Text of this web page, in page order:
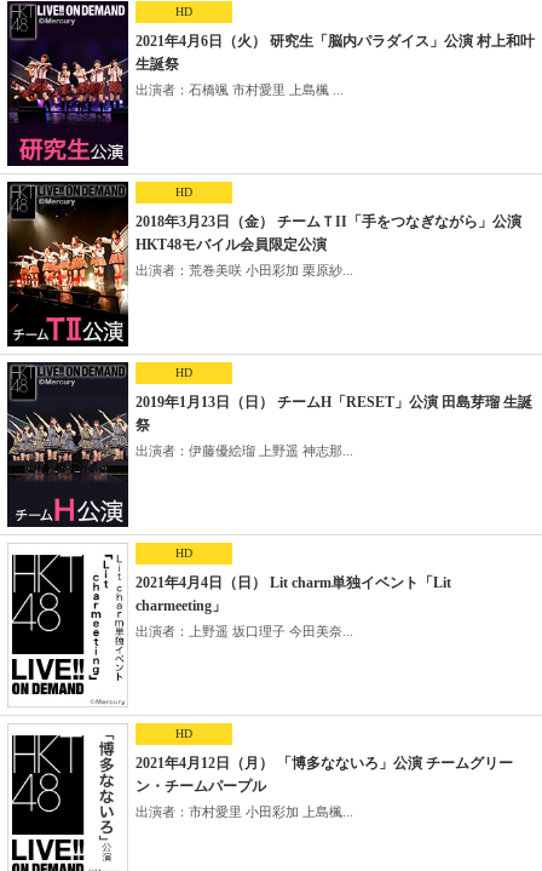
HD
2021年4月6日（火） 研究生「脳内パラダイス」公演 村上和叶
生誕祭
出演者：石橋颯 市村愛里 上島楓 ...
HD
2018年3月23日（金） チームＴII「手をつなぎながら」公演
HKT48モバイル会員限定公演
出演者：荒巻美咲 小田彩加 栗原紗...
HD
2019年1月13日（日） チームH「RESET」公演 田島芽瑠 生誕
祭
出演者：伊藤優絵瑠 上野遥 神志那...
HD
2021年4月4日（日） Lit charm単独イベント「Lit
charmeeting」
出演者：上野遥 坂口理子 今田美奈...
HD
2021年4月12日（月） 「博多なないろ」公演 チームグリー
ン・チームパープル
出演者：市村愛里 小田彩加 上島楓...